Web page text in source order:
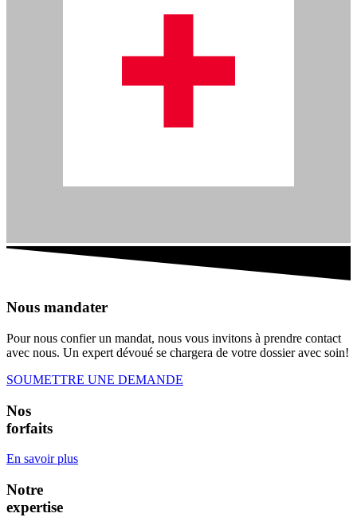
Nous mandater
Pour nous confier un mandat, nous vous invitons à prendre contact
avec nous. Un expert dévoué se chargera de votre dossier avec soin!
SOUMETTRE UNE DEMANDE
Nos
forfaits
En savoir plus
Notre
expertise